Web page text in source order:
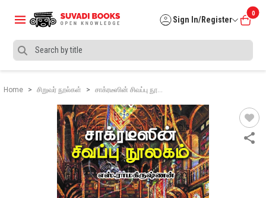
Sign In/Register
0
Home சிறுவர் நூல்கள் சாக்ரடீஸின் சிவப்பு நூ…